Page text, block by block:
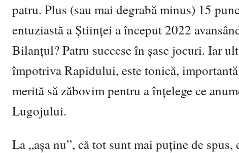
patru. Plus (sau mai degrabă minus) 15
entuziastă a Științei a început 2022
Bilanțul? Patru succese în șase jocuri. Iar
împotriva Rapidului, este tonică,
merită să zăbovim pentru a înțelege ce
Lugojului.
La „așa nu”, că tot sunt mai puține de